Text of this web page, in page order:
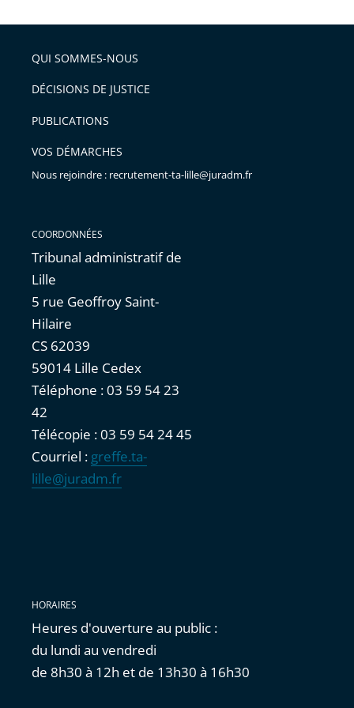
arriver
après
l'article
pour
avant
QUI SOMMES-NOUS
DÉCISIONS DE JUSTICE
PUBLICATIONS
VOS DÉMARCHES
Nous rejoindre : recrutement-ta-lille@juradm.fr
COORDONNÉES
Tribunal administratif de
Lille
5 rue Geoffroy Saint-
Hilaire
CS 62039
59014 Lille Cedex
Téléphone : 03 59 54 23
42
Télécopie : 03 59 54 24 45
Courriel : greffe.ta-
lille@juradm.fr
HORAIRES
Heures d'ouverture au public :
du lundi au vendredi
de 8h30 à 12h et de 13h30 à 16h30